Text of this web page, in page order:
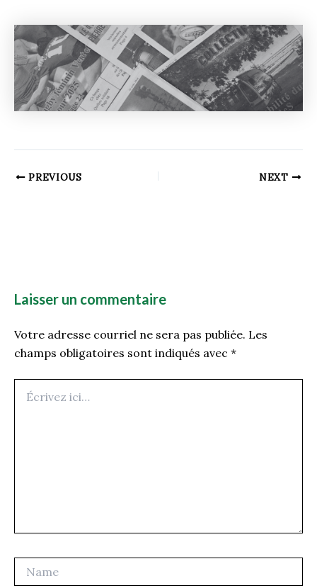
PREVIOUS NEXT
Laisser un commentaire
Votre adresse courriel ne sera pas publiée. Les
champs obligatoires sont indiqués avec *
ici…